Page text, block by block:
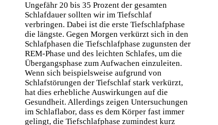
Ungefähr 20 bis 35 Prozent der gesamten
Schlafdauer sollten wir im Tiefschlaf
verbringen. Dabei ist die erste Tiefschlafphase
die längste. Gegen Morgen verkürzt sich in den
Schlafphasen die Tiefschlafphase zugunsten der
REM-Phase und des leichten Schlafes, um die
Übergangsphase zum Aufwachen einzuleiten.
Wenn sich beispielsweise aufgrund von
Schlafstörungen der Tiefschlaf stark verkürzt,
hat dies erhebliche Auswirkungen auf die
Gesundheit. Allerdings zeigen Untersuchungen
im Schlaflabor, dass es dem Körper fast immer
gelingt, die Tiefschlafphase zumindest kurz